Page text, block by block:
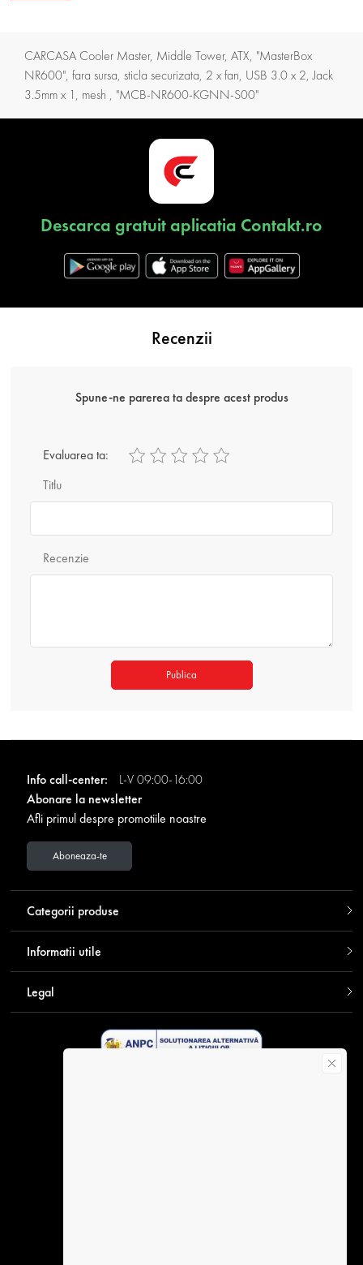
CARCASA Cooler Master, Middle Tower, ATX, "MasterBox
NR600", fara sursa, sticla securizata, 2 x fan, USB 3.0 x 2, Jack
3.5mm x 1, mesh , "MCB-NR600-KGNN-S00"
Descarca gratuit aplicatia Contakt.ro
Recenzii
Spune-ne parerea ta despre acest produs
Titlu
Evaluarea ta:
Recenzie
Publica
Info call-center:
L-V 09:00-16:00
Abonare la newsletter
Afli primul despre promotiile noastre
Aboneaza-te
Categorii produse
Informatii utile
Legal